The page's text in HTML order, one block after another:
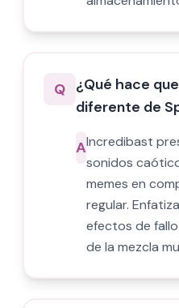
Q ¿Qué hace
diferente de
AIncredibast
sonidos
memes en
regular.
efectos de
de la mezcla